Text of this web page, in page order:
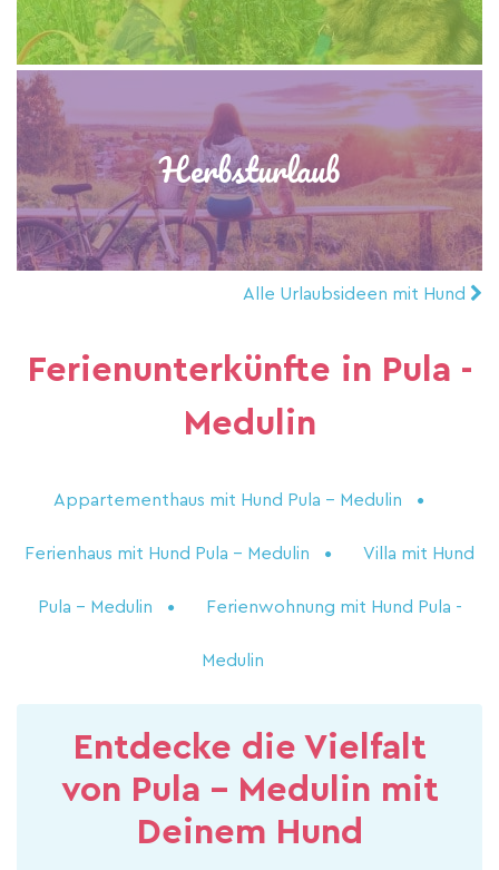
Herbsturlaub
Alle Urlaubsideen mit Hund
Ferienunterkünfte in Pula -
Medulin
Appartementhaus mit Hund Pula - Medulin
Ferienhaus mit Hund Pula - Medulin Villa mit Hund
Pula - Medulin Ferienwohnung mit Hund Pula -
Medulin
Entdecke die Vielfalt
von Pula - Medulin mit
Deinem Hund